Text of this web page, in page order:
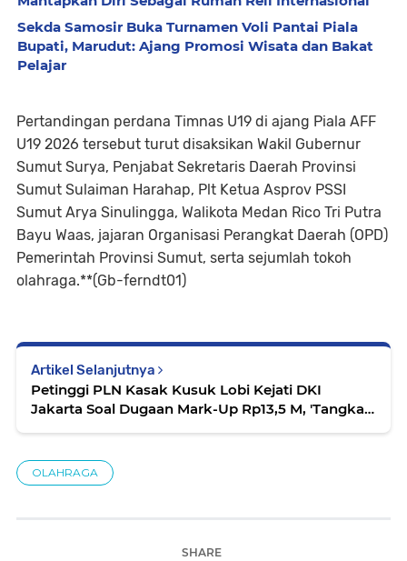
Sekda Samosir Buka Turnamen Voli Pantai Piala
Bupati, Marudut: Ajang Promosi Wisata dan Bakat
Pelajar
Pertandingan perdana Timnas U19 di ajang Piala AFF
U19 2026 tersebut turut disaksikan Wakil Gubernur
Sumut Surya, Penjabat Sekretaris Daerah Provinsi
Sumut Sulaiman Harahap, Plt Ketua Asprov PSSI
Sumut Arya Sinulingga, Walikota Medan Rico Tri Putra
Bayu Waas, jajaran Organisasi Perangkat Daerah (OPD)
Pemerintah Provinsi Sumut, serta sejumlah tokoh
olahraga.**(Gb-ferndt01)
Artikel Selanjutnya
Petinggi PLN Kasak Kusuk Lobi Kejati DKI
Jakarta Soal Dugaan Mark-Up Rp13,5 M, 'Tangkap
OLAHRAGA
SHARE